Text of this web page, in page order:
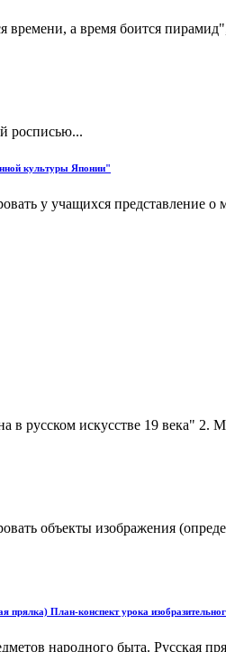
а время боится
росписью...
культуры Японии"
у учащихся представление
в русском искусстве 19 века"
объекты изображения
План-конспект урока
народного быта. Русская